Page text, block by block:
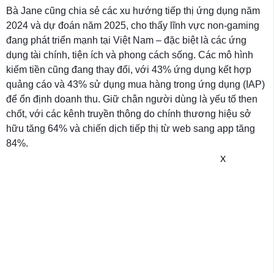
Bà Jane cũng chia sẻ các xu hướng tiếp thị ứng dụng năm
2024 và dự đoán năm 2025, cho thấy lĩnh vực non-gaming
đang phát triển mạnh tại Việt Nam – đặc biệt là các ứng
dụng tài chính, tiện ích và phong cách sống. Các mô hình
kiếm tiền cũng đang thay đổi, với 43% ứng dụng kết hợp
quảng cáo và 43% sử dụng mua hàng trong ứng dụng (IAP)
để ổn định doanh thu. Giữ chân người dùng là yếu tố then
chốt, với các kênh truyền thông do chính thương hiệu sở
hữu tăng 64% và chiến dịch tiếp thị từ web sang app tăng
84%.
X